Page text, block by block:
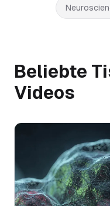
Beliebte
Videos